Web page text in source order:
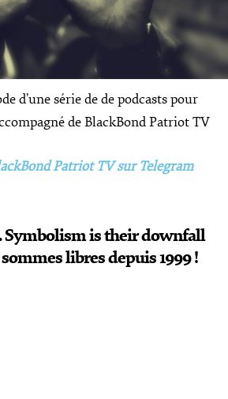
d’une série de de podcasts pour
de BlackBond Patriot TV
Patriot TV sur Telegram
Symbolism is their downfall
libres depuis 1999 !